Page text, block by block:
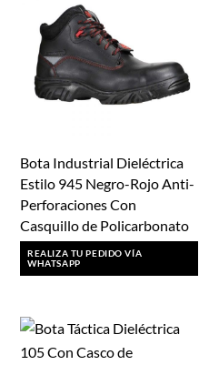
Bota Industrial Dieléctrica
Estilo 945 Negro-Rojo Anti-
Perforaciones Con
Casquillo de Policarbonato
REALIZA TU PEDIDO VÍA
WHATSAPP